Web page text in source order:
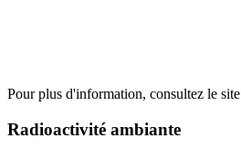
Pour plus d'information, consultez le site
Radioactivité ambiante